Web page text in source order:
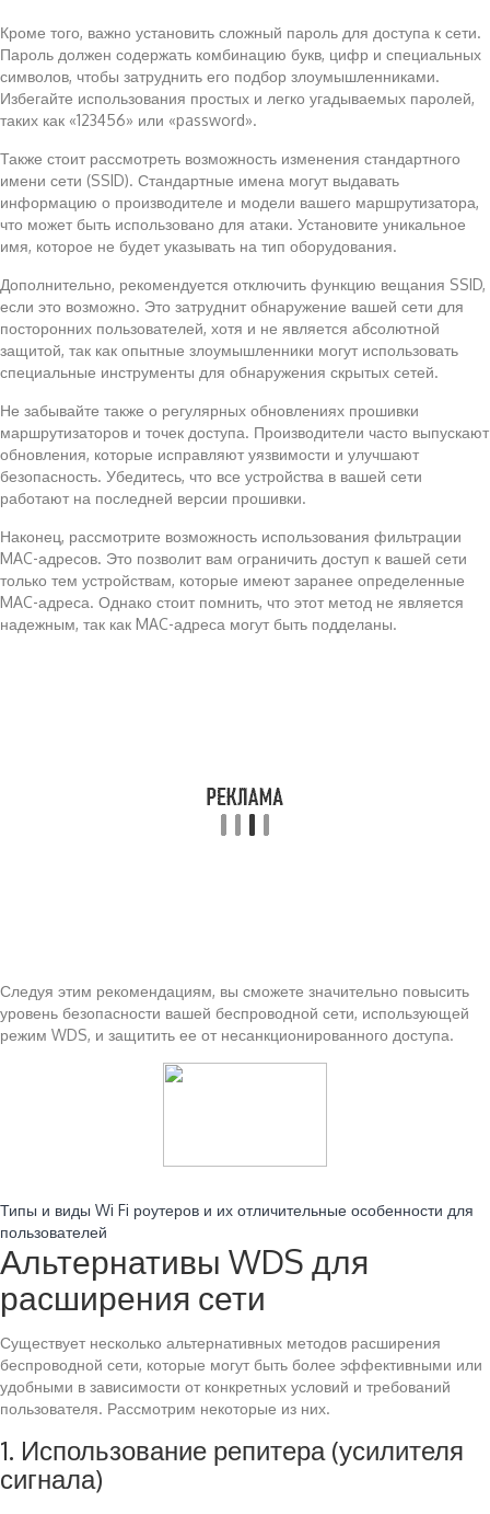
Кроме того, важно установить сложный пароль для доступа к сети.
Пароль должен содержать комбинацию букв, цифр и специальных
символов, чтобы затруднить его подбор злоумышленниками.
Избегайте использования простых и легко угадываемых паролей,
таких как «123456» или «password».
Также стоит рассмотреть возможность изменения стандартного
имени сети (SSID). Стандартные имена могут выдавать
информацию о производителе и модели вашего маршрутизатора,
что может быть использовано для атаки. Установите уникальное
имя, которое не будет указывать на тип оборудования.
Дополнительно, рекомендуется отключить функцию вещания SSID,
если это возможно. Это затруднит обнаружение вашей сети для
посторонних пользователей, хотя и не является абсолютной
защитой, так как опытные злоумышленники могут использовать
специальные инструменты для обнаружения скрытых сетей.
Не забывайте также о регулярных обновлениях прошивки
маршрутизаторов и точек доступа. Производители часто выпускают
обновления, которые исправляют уязвимости и улучшают
безопасность. Убедитесь, что все устройства в вашей сети
работают на последней версии прошивки.
Наконец, рассмотрите возможность использования фильтрации
MAC-адресов. Это позволит вам ограничить доступ к вашей сети
только тем устройствам, которые имеют заранее определенные
MAC-адреса. Однако стоит помнить, что этот метод не является
надежным, так как MAC-адреса могут быть подделаны.
Следуя этим рекомендациям, вы сможете значительно повысить
уровень безопасности вашей беспроводной сети, использующей
режим WDS, и защитить ее от несанкционированного доступа.
Типы и виды Wi Fi роутеров и их отличительные особенности для
пользователей
Альтернативы WDS для
расширения сети
Существует несколько альтернативных методов расширения
беспроводной сети, которые могут быть более эффективными или
удобными в зависимости от конкретных условий и требований
пользователя. Рассмотрим некоторые из них.
1. Использование репитера (усилителя
сигнала)